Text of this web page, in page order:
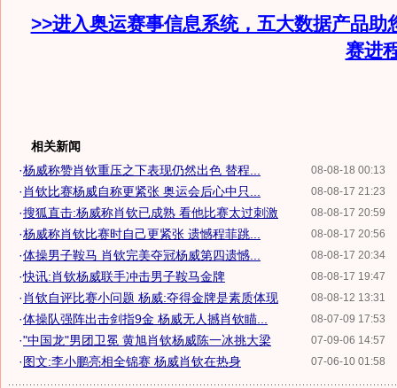
>>进入奥运赛事信息系统，五大数据产品助
赛进
相关新闻
08-08-18 00:13
·杨威称赞肖钦重压之下表现仍然出色 替程...
08-08-17 21:23
·肖钦比赛杨威自称更紧张 奥运会后心中只...
08-08-17 20:59
·搜狐直击:杨威称肖钦已成熟 看他比赛太过刺激
08-08-17 20:56
·杨威称肖钦比赛时自己更紧张 遗憾程菲跳...
08-08-17 20:34
·体操男子鞍马 肖钦完美夺冠杨威第四遗憾...
08-08-17 19:47
·快讯:肖钦杨威联手冲击男子鞍马金牌
08-08-12 13:31
·肖钦自评比赛小问题 杨威:夺得金牌是素质体现
08-07-09 17:53
·体操队强阵出击剑指9金 杨威无人撼肖钦瞄...
07-09-06 14:57
·"中国龙"男团卫冕 黄旭肖钦杨威陈一冰挑大梁
07-06-10 01:58
·图文:李小鹏亮相全锦赛 杨威肖钦在热身